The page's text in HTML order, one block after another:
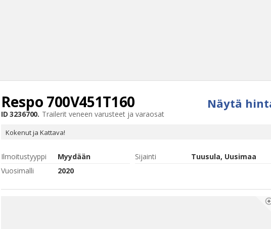
Näytä
Respo 700V451T160
ID3236700. Traileritveneen varusteet ja varaosat
Kokenut ja Kattava!
Ilmoitustyyppi Myydään Sijainti
Tuusula, Uusimaa
Vuosimalli
2020